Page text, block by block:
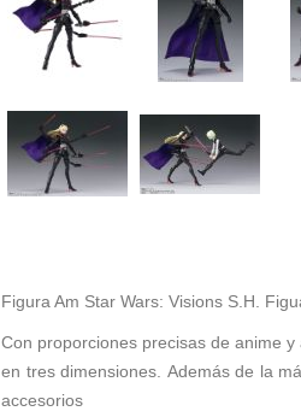
Figura Am Star Wars: Visions S.H.
Con proporciones precisas de anime
en tres dimensiones. Además de la
accesorios